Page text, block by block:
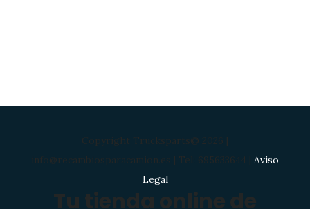
Copyright Trucksparts© 2026 |
info@recambiosparacamion.es | Tel: 695633644 | Aviso
Legal
Tu tienda online de